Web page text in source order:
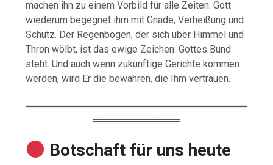
machen ihn zu einem Vorbild für alle Zeiten. Gott
wiederum begegnet ihm mit Gnade, Verheißung und
Schutz. Der Regenbogen, der sich über Himmel und
Thron wölbt, ist das ewige Zeichen: Gottes Bund
steht. Und auch wenn zukünftige Gerichte kommen
werden, wird Er die bewahren, die Ihm vertrauen.
═════════════════════════════════
═════════════
Botschaft für uns heute